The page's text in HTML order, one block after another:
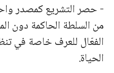
- حصر التشريع كمصدر
من السلطة الحاكمة دون
الفعّال للعرف خاصة في
الحياة.